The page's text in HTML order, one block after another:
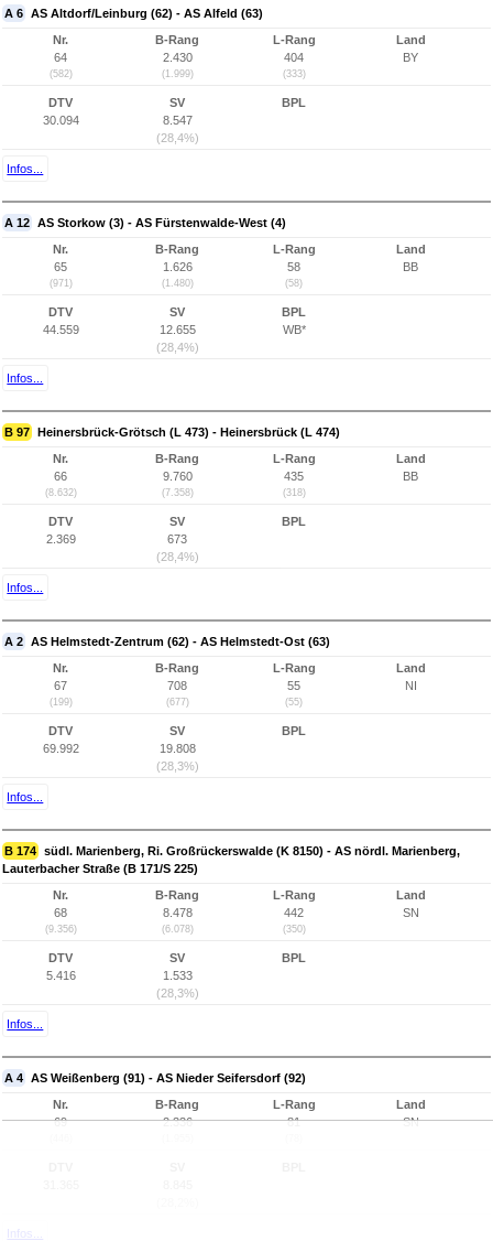
A 6 AS Altdorf/Leinburg (62) - AS Alfeld (63)
Nr.
64
(582)
B-Rang
2.430
(1.999)
L-Rang
404
(333)
Land
BY
DTV
30.094
SV
8.547
(28,4%)
BPL
Infos...
A 12 AS Storkow (3) - AS Fürstenwalde-West (4)
Nr.
65
(971)
B-Rang
1.626
(1.480)
L-Rang
58
(58)
Land
BB
DTV
44.559
SV
12.655
(28,4%)
BPL
WB*
Infos...
B 97 Heinersbrück-Grötsch (L 473) - Heinersbrück (L 474)
Nr.
66
(8.632)
B-Rang
9.760
(7.358)
L-Rang
435
(318)
Land
BB
DTV
2.369
SV
673
(28,4%)
BPL
Infos...
A 2 AS Helmstedt-Zentrum (62) - AS Helmstedt-Ost (63)
Nr.
67
(199)
B-Rang
708
(677)
L-Rang
55
(55)
Land
NI
DTV
69.992
SV
19.808
(28,3%)
BPL
Infos...
B 174 südl. Marienberg, Ri. Großrückerswalde (K 8150) - AS nördl. Marienberg,
Lauterbacher Straße (B 171/S 225)
Nr.
68
(9.356)
B-Rang
8.478
(6.078)
L-Rang
442
(350)
Land
SN
DTV
5.416
SV
1.533
(28,3%)
BPL
Infos...
A 4 AS Weißenberg (91) - AS Nieder Seifersdorf (92)
Nr.
69
B-Rang
2.336
L-Rang
81
Land
SN
Infos...